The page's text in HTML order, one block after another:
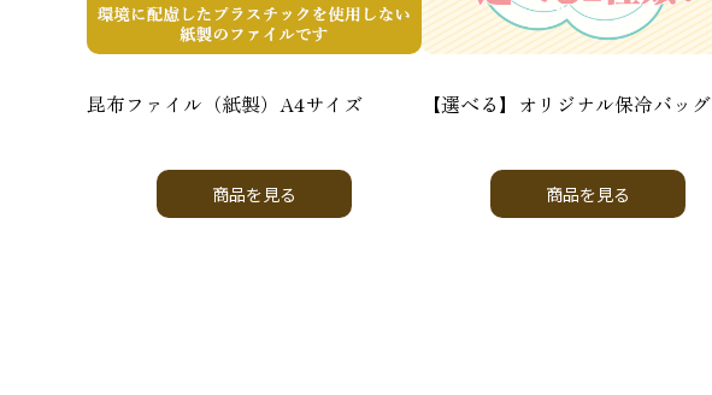
昆布ファイル（紙製）A4サイズ
商品を見る
【選べる】オリジナル保冷バッグ
商品を見る